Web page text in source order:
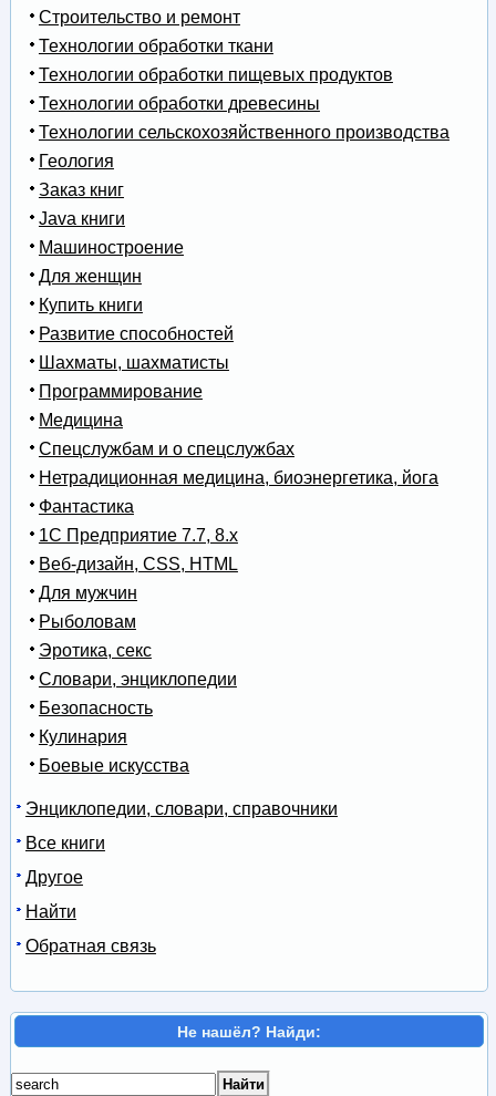
Строительство и ремонт
Технологии обработки ткани
Технологии обработки пищевых продуктов
Технологии обработки древесины
Технологии сельскохозяйственного производства
Геология
Заказ книг
Java книги
Машиностроение
Для женщин
Купить книги
Развитие способностей
Шахматы, шахматисты
Программирование
Медицина
Спецслужбам и о спецслужбах
Нетрадиционная медицина, биоэнергетика, йога
Фантастика
1С Предприятие 7.7, 8.x
Веб-дизайн, CSS, HTML
Для мужчин
Рыболовам
Эротика, секс
Словари, энциклопедии
Безопасность
Кулинария
Боевые искусства
Энциклопедии, словари, справочники
Все книги
Другое
Найти
Обратная связь
Не нашёл? Найди: